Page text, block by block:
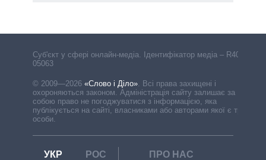
Cуб'єкт у сфері онлайн-медіа. Ідентифікатор медіа – R40-
05063
© 2009—2026 «Слово і Діло». Всі права захищені і
охороняються законом. Адміністрація сайту залишає за
собою право не погоджуватися з інформацією, яка
публікується на сайті, власниками або авторами якої є треті
особи.
УКР РОС
ПРО НАС